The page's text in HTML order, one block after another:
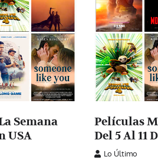
Semana
USA
Películas
Del 5 Al 11
Lo Último